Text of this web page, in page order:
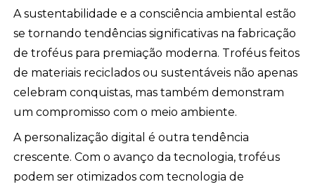
A sustentabilidade e a consciência ambiental estão
se tornando tendências significativas na fabricação
de troféus para premiação moderna. Troféus feitos
de materiais reciclados ou sustentáveis não apenas
celebram conquistas, mas também demonstram
um compromisso com o meio ambiente.
A personalização digital é outra tendência
crescente. Com o avanço da tecnologia, troféus
podem ser otimizados com tecnologia de